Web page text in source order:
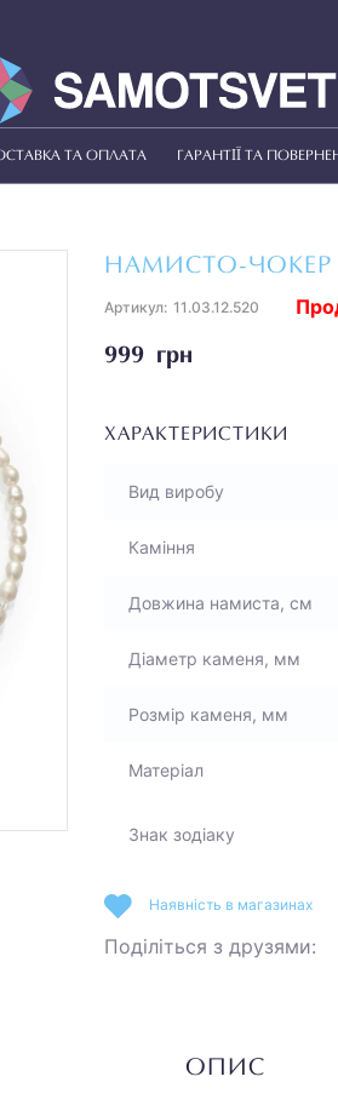
ТА ОПЛАТА ГАРАНТІЇ ТА
НАМИСТО-ЧОКЕР
Артикул: 11.03.12.520
999 грн
ХАРАКТЕРИСТИКИ
Вид виробу
Каміння
Довжина намиста, см
Діаметр каменя, мм
Розмір каменя, мм
Матеріал
Знак зодіаку
Наявність в магазинах
Поділіться з друзями:
ОПИС